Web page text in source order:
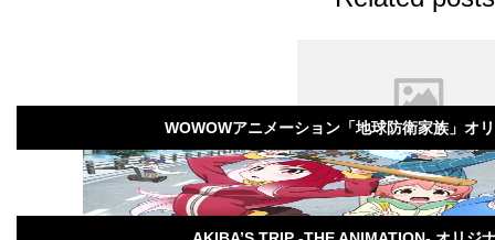
WOWOWアニメーション「地球防衛家族」オ